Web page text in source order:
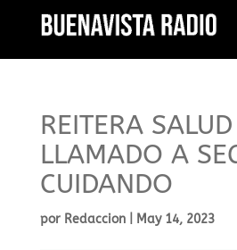
REITERA SALUD
LLAMADO A
CUIDANDO
por Redaccion| May 14, 2023